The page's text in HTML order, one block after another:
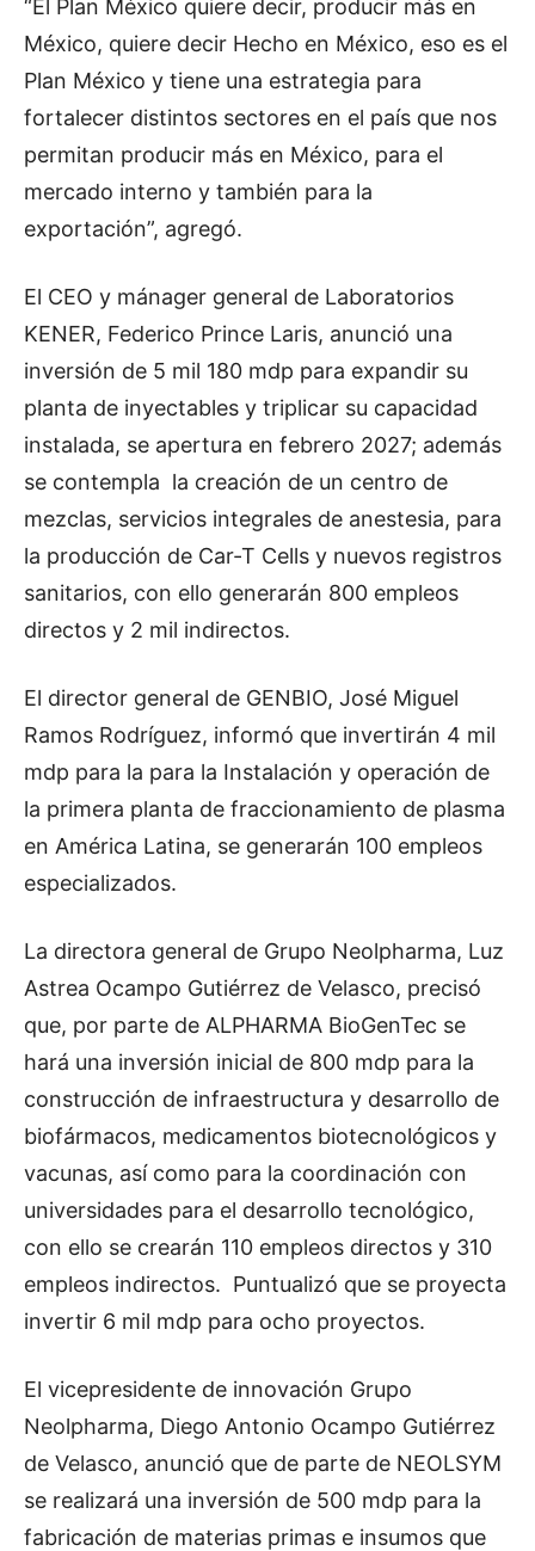
“El Plan México quiere decir, producir más en
México, quiere decir Hecho en México, eso es el
Plan México y tiene una estrategia para
fortalecer distintos sectores en el país que nos
permitan producir más en México, para el
mercado interno y también para la
exportación”, agregó.
El CEO y mánager general de Laboratorios
KENER, Federico Prince Laris, anunció una
inversión de 5 mil 180 mdp para expandir su
planta de inyectables y triplicar su capacidad
instalada, se apertura en febrero 2027; además
se contempla la creación de un centro de
mezclas, servicios integrales de anestesia, para
la producción de Car-T Cells y nuevos registros
sanitarios, con ello generarán 800 empleos
directos y 2 mil indirectos.
El director general de GENBIO, José Miguel
Ramos Rodríguez, informó que invertirán 4 mil
mdp para la para la Instalación y operación de
la primera planta de fraccionamiento de plasma
en América Latina, se generarán 100 empleos
especializados.
La directora general de Grupo Neolpharma, Luz
Astrea Ocampo Gutiérrez de Velasco, precisó
que, por parte de ALPHARMA BioGenTec se
hará una inversión inicial de 800 mdp para la
construcción de infraestructura y desarrollo de
biofármacos, medicamentos biotecnológicos y
vacunas, así como para la coordinación con
universidades para el desarrollo tecnológico,
con ello se crearán 110 empleos directos y 310
empleos indirectos. Puntualizó que se proyecta
invertir 6 mil mdp para ocho proyectos.
El vicepresidente de innovación Grupo
Neolpharma, Diego Antonio Ocampo Gutiérrez
de Velasco, anunció que de parte de NEOLSYM
se realizará una inversión de 500 mdp para la
fabricación de materias primas e insumos que